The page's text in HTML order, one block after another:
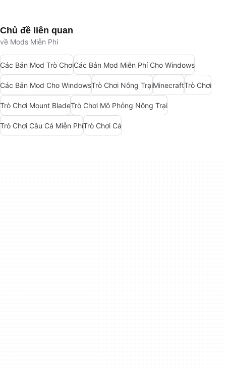
Chủ đề liên quan
về Mods Miễn Phí
Các Bản Mod Trò ChơiCác Bản Mod Miễn Phí Cho Windows
Các Bản Mod Cho WindowsTrò Chơi Nông TrạiMinecraftTrò Chơi
Trò Chơi Mount BladeTrò Chơi Mô Phỏng Nông Trại
Trò Chơi Câu Cá Miễn PhíTrò Chơi Cá